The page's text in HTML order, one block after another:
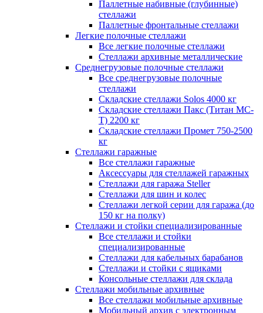
Паллетные набивные (глубинные)
стеллажи
Паллетные фронтальные стеллажи
Легкие полочные стеллажи
Все легкие полочные стеллажи
Стеллажи архивные металлические
Среднегрузовые полочные стеллажи
Все среднегрузовые полочные
стеллажи
Складские стеллажи Solos 4000 кг
Складские стеллажи Пакс (Титан МС-
Т) 2200 кг
Складские стеллажи Промет 750-2500
кг
Стеллажи гаражные
Все стеллажи гаражные
Аксессуары для стеллажей гаражных
Стеллажи для гаража Steller
Стеллажи для шин и колес
Стеллажи легкой серии для гаража (до
150 кг на полку)
Стеллажи и стойки специализированные
Все стеллажи и стойки
специализированные
Стеллажи для кабельных барабанов
Стеллажи и стойки с ящиками
Консольные стеллажи для склада
Стеллажи мобильные архивные
Все стеллажи мобильные архивные
Мобильный архив с электронным